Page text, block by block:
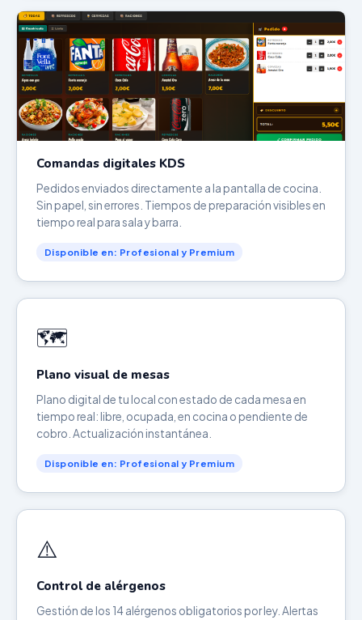
Comandas digitales KDS
Pedidos enviados directamente a la pantalla de cocina.
Sin papel, sin errores. Tiempos de preparación visibles en
tiempo real para sala y barra.
Disponible en: Profesional y Premium
🗺️
Plano visual de mesas
Plano digital de tu local con estado de cada mesa en
tiempo real: libre, ocupada, en cocina o pendiente de
cobro. Actualización instantánea.
Disponible en: Profesional y Premium
⚠️
Control de alérgenos
Gestión de los 14 alérgenos obligatorios por ley. Alertas